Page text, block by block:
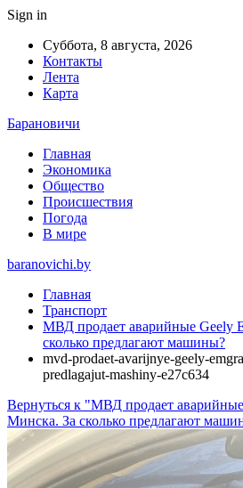
Sign in
Суббота, 8 августа, 2026
Контакты
Лента
Карта
Барановичи
Главная
Экономика
Общество
Происшествия
Погода
В мире
baranovichi.by
Главная
Транспорт
МВД продает аварийные Geely
сколько предлагают машины?
mvd-prodaet-avarijnye-geely-
predlagajut-mashiny-e27c634
Вернуться к "МВД продает
Минска. За сколько предлагают